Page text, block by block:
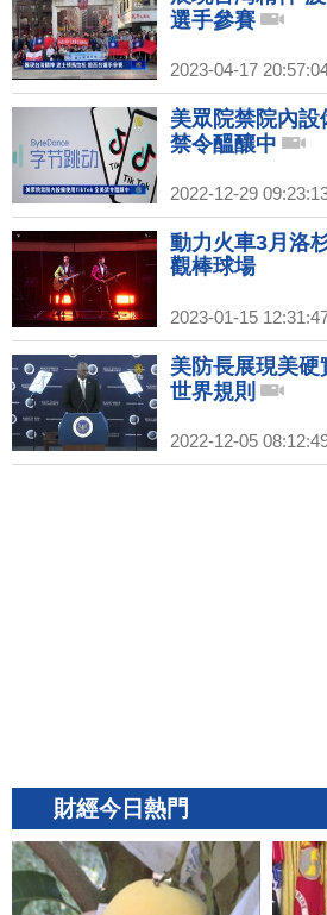
選手參賽
2023-04-17
美眾院禁院內
禁令醞釀中
2022-12-29
動力火車3月洛
觀棒球場
2023-01-15
美防長展現美
世界規則
2022-12-05
財經今日熱門